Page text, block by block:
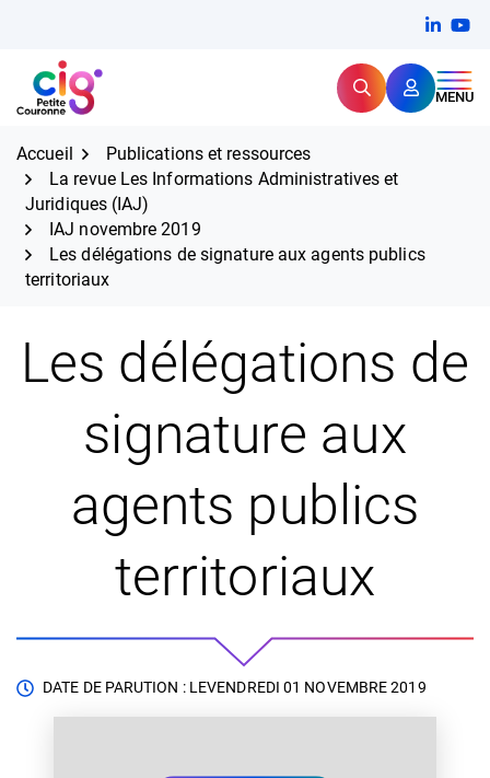
contenu
CIG Petite Couronne RechercherMENU
Expertise et proximité pour
Accueil
Publications et ressources
La revue Les Informations Administratives et
Juridiques (IAJ)
IAJ novembre 2019
Les délégations de signature aux agents publics
territoriaux
Les délégations de
signature aux
agents publics
territoriaux
DATE DE PARUTION : LEVENDREDI 01 NOVEMBRE 2019